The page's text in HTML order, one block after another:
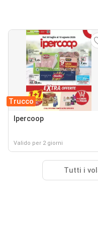
Trucco
Ipercoop
Valido per 2 giorni
Tutti i